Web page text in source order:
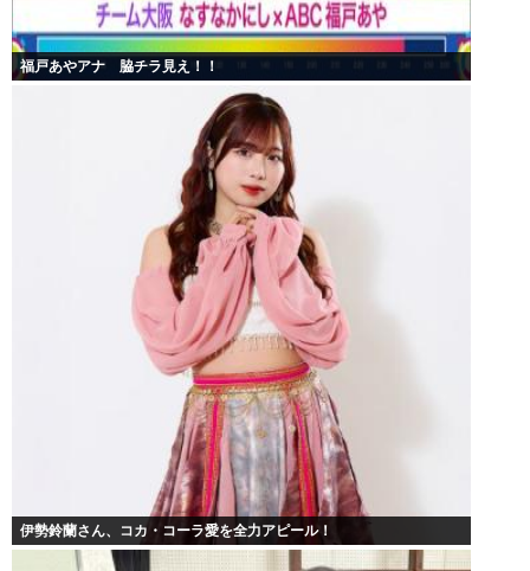
福戸あやアナ 脇チラ見え！！
伊勢鈴蘭さん、コカ・コーラ愛を全力アピール！